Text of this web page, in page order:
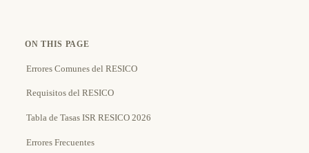
ON THIS PAGE
Errores Comunes del RESICO
Requisitos del RESICO
Tabla de Tasas ISR RESICO 2026
Errores Frecuentes